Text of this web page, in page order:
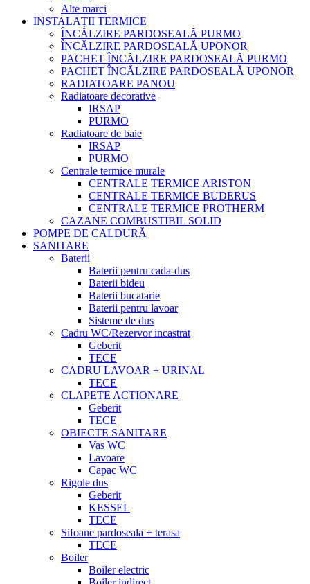
Alte marci
INSTALAȚII TERMICE
ÎNCĂLZIRE PARDOSEALĂ PURMO
ÎNCĂLZIRE PARDOSEALĂ UPONOR
PACHET ÎNCĂLZIRE PARDOSEALĂ PURMO
PACHET ÎNCĂLZIRE PARDOSEALĂ UPONOR
RADIATOARE PANOU
Radiatoare decorative
IRSAP
PURMO
Radiatoare de baie
IRSAP
PURMO
Centrale termice murale
CENTRALE TERMICE ARISTON
CENTRALE TERMICE BUDERUS
CENTRALE TERMICE PROTHERM
CAZANE COMBUSTIBIL SOLID
POMPE DE CALDURĂ
SANITARE
Baterii
Baterii pentru cada-dus
Baterii bideu
Baterii bucatarie
Baterii pentru lavoar
Sisteme de dus
Cadru WC/Rezervor incastrat
Geberit
TECE
CADRU LAVOAR + URINAL
TECE
CLAPETE ACTIONARE
Geberit
TECE
OBIECTE SANITARE
Vas WC
Lavoare
Capac WC
Rigole dus
Geberit
KESSEL
TECE
Sifoane pardoseala + terasa
TECE
Boiler
Boiler electric